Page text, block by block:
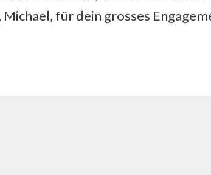
für dein grosses